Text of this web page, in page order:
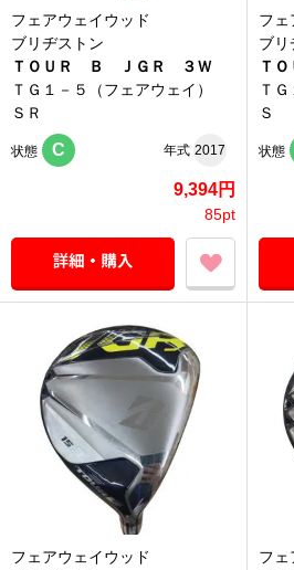
フェアウェイウッド
ブリヂストン
ＴＯＵＲ Ｂ ＪＧＲ ３Ｗ
ＴＧ１－５（フェアウェイ）
ＳＲ
状態 C 年式 2017
9,394円
85pt
フェ
ブリ
Ｔ
Ｔ
Ｓ
状態
フェアウェイウッド
フェ